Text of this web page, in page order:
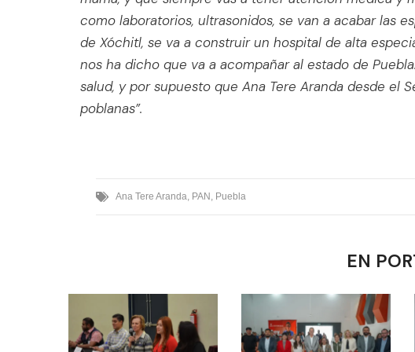
como laboratorios, ultrasonidos, se van a acabar las
de Xóchitl, se va a construir un hospital de alta
nos ha dicho que va a acompañar al estado de
salud, y por supuesto que Ana Tere Aranda desde el
poblanas”.
Ana Tere Aranda, PAN , Puebla
EN